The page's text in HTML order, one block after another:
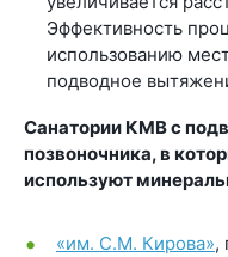
Эффективность
использованию
подводное
Санатории КМВ с
позвоночника, в
используют
«им. С.М. Кирова»,